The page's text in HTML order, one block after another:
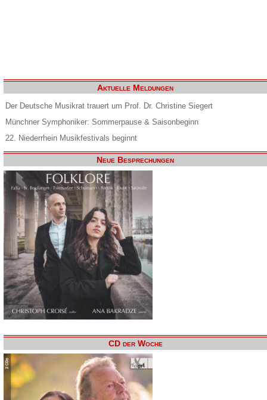
Aktuelle Meldungen
Der Deutsche Musikrat trauert um Prof. Dr. Christine Siegert
Münchner Symphoniker: Sommerpause & Saisonbeginn
22. Niederrhein Musikfestivals beginnt
Neue Besprechungen
CD der Woche